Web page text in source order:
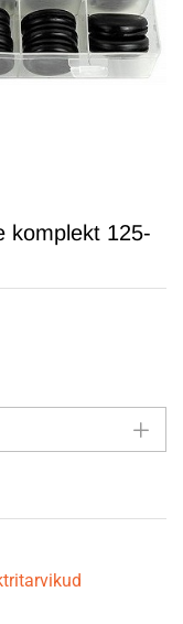
komplekt 125-